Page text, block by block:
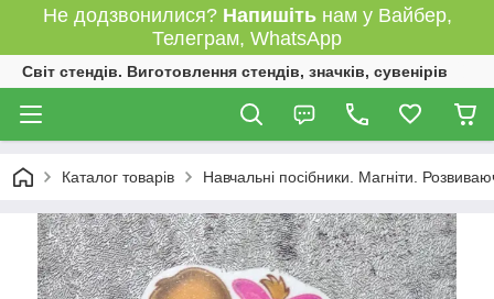
Не додзвонилися? Напишітьнам у Вайбер,
Телеграм, WhatsApp
Світ стендів. Виготовлення стендів, значків, сувенірів
Каталог товарів Навчальні посібники. Магніти.